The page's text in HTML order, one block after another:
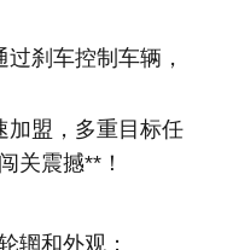
刹车控制车辆，
加盟，多重目标任
关震撼**！
辋和外观；